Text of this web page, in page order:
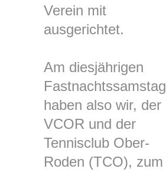
Verein mit
ausgerichtet.
Am diesjährigen
Fastnachtssamstag
haben also wir, der
VCOR und der
Tennisclub Ober-
Roden (TCO), zum